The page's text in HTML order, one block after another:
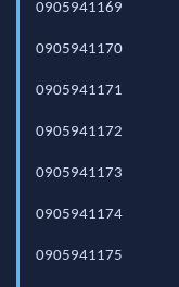
0905941169
0905941170
0905941171
0905941172
0905941173
0905941174
0905941175